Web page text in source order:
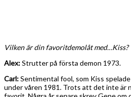
Vilken är din favoritdemolåt med…Kiss?
Alex:Strutter på första demon 1973.
Carl:Sentimental fool, som Kiss
under våren 1981. Trots att det inte är